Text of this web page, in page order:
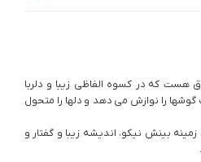
هست که در کسوه الفاظی زیبا و دلربا
گوشها را نوازش می دهد و دلها را متحول
بینش نیکو، اندیشه زیبا و گفتار و